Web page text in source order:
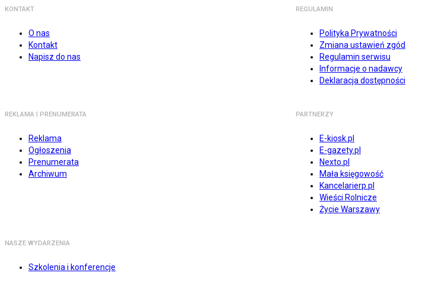
KONTAKT
O nas
Kontakt
Napisz do nas
REGULAMIN
Polityka Prywatności
Zmiana ustawień zgód
Regulamin serwisu
Informacje o nadawcy
Deklaracja dostępności
REKLAMA I PRENUMERATA
Reklama
Ogłoszenia
Prenumerata
Archiwum
PARTNERZY
E-kiosk.pl
E-gazety.pl
Nexto.pl
Mała księgowość
Kancelarierp.pl
Wieści Rolnicze
Życie Warszawy
NASZE WYDARZENIA
Szkolenia i konferencje